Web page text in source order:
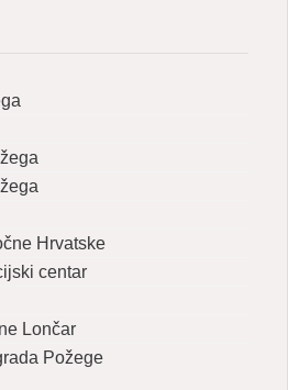
Hrvatske
centar
Lončar
Požege